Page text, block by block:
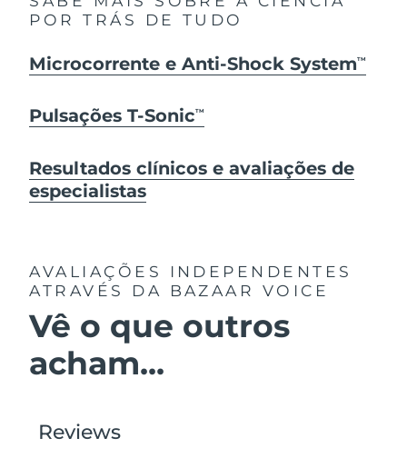
POR TRÁS DE TUDO
Microcorrente e Anti-Shock SystemTM
Pulsações T-SonicTM
Resultados clínicos e avaliações de
especialistas
AVALIAÇÕES INDEPENDENTES
ATRAVÉS DA BAZAAR VOICE
Vê o que outros
acham...